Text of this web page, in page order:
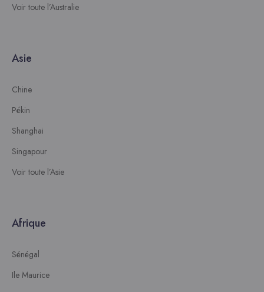
Voir toute l’Australie
Asie
Chine
Pékin
Shanghai
Singapour
Voir toute l’Asie
Afrique
Sénégal
Ile Maurice